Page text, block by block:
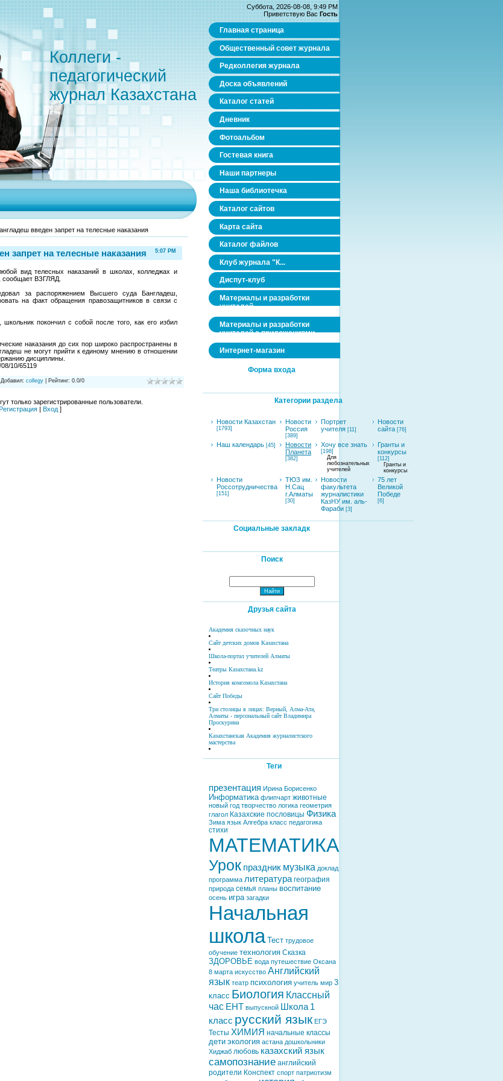
Коллеги -
педагогический
журнал Казахстана
введен запрет на телесные наказания
5:07 PM
запрет на телесные наказания
вид телесных наказаний в школах, колледжах и
сообщает ВЗГЛЯД.
за распоряжением Высшего суда Бангладеш,
на факт обращения правозащитников в связи с
покончил с собой после того, как его избил
наказания до сих пор широко распространены в
не могут прийти к единому мнению в отношении
дисциплины.
10/65119
Добавил: collegy Рейтинг: 0.0/0
только зарегистрированные пользователи.
| Вход ]
Суббота, 2026-08-08, 9:49 PM
Приветствую Вас Гость
Главная страница
Общественный совет журнала
Редколлегия журнала
Доска объявлений
Каталог статей
Дневник
Фотоальбом
Гостевая книга
Наши партнеры
Наша библиотечка
Каталог сайтов
Карта сайта
Каталог файлов
Клуб журнала "К...
Диспут-клуб
Материалы и разработки
учителей
Материалы и разработки
учителей с приложениями
Интернет-магазин
Форма входа
Категории раздела
Новости Казахстан
[1793]
Новости
Россия
[389]
Портрет
учителя [11]
Новости
сайта [76]
Наш календарь [45]
Новости
Планета
[382]
Хочу все знать
[198]
Для
любознательных
учителей
Гранты и
конкурсы
[112]
Гранты и
конкурсы
Новости
Россотрудничества
[151]
ТЮЗ им.
Н.Сац
г.Алматы
[30]
Новости
факультета
журналистики
КазНУ им. аль-
Фараби [3]
75 лет
Великой
Победе
[6]
Социальные закладк
Поиск
Друзья сайта
Академия сказочных наук
Сайт детских домов Казахстана
Школа-портал учителей Алматы
Театры Казахстана.kz
История комсомола Казахстана
Сайт Победы
Три столицы в лицах: Верный, Алма-Ата,
Алматы - персональный сайт Владимира
Проскурина
Казахстанская Академия журналистского
мастерства
Теги
презентация Ирина Борисенко
Информатика флипчарт животные
новый год творчество логика геометрия
глагол Казахские пословицы Физика
Зима язык Алгебра класс педагогика
стихи
МАТЕМАТИКА
Урок праздник музыка доклад
программа литература география
природа семья планы воспитание
осень игра загадки
Начальная
школа Тест трудовое
обучение технология Сказка
ЗДОРОВЬЕ вода путешествие Оксана
8 марта искусство Английский
язык театр психология учитель мир 3
класс Биология Классный
час ЕНТ выпускной Школа 1
класс русский язык ЕГЭ
Тесты ХИМИЯ начальные классы
дети экология астана дошкольники
Хиджаб любовь казахский язык
самопознание английский
родители Конспект спорт патриотизм